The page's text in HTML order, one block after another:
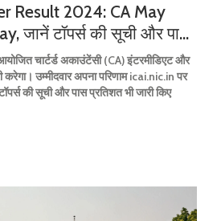
Result 2024: CA May
जानें टॉपर्स की सूची और पास
चार्टर्ड अकाउंटेंसी (CA) इंटरमीडिएट और
करेगा। उम्मीदवार अपना परिणाम icai.nic.in पर
की सूची और पास प्रतिशत भी जारी किए